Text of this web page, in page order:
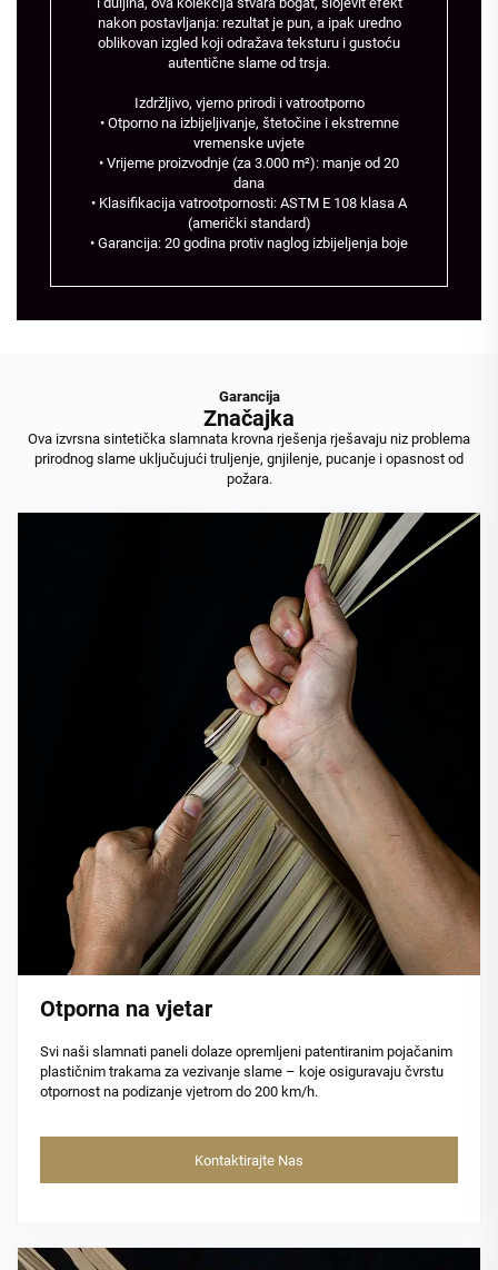
nakon postavljanja: rezultat je pun, a ipak uredno
oblikovan izgled koji odražava teksturu i gustoću
autentične slame od trsja.
Izdržljivo, vjerno prirodi i vatrootporno
• Otporno na izbijeljivanje, štetočine i ekstremne
vremenske uvjete
• Vrijeme proizvodnje (za 3.000 m²): manje od 20
dana
• Klasifikacija vatrootpornosti: ASTM E 108 klasa A
(američki standard)
• Garancija: 20 godina protiv naglog izbijeljenja boje
Garancija
Značajka
Ova izvrsna sintetička slamnata krovna rješenja rješavaju niz problema
prirodnog slame uključujući truljenje, gnjilenje, pucanje i opasnost od
požara.
Otporna na vjetar
Svi naši slamnati paneli dolaze opremljeni patentiranim pojačanim
plastičnim trakama za vezivanje slame – koje osiguravaju čvrstu
otpornost na podizanje vjetrom do 200 km/h.
Kontaktirajte Nas